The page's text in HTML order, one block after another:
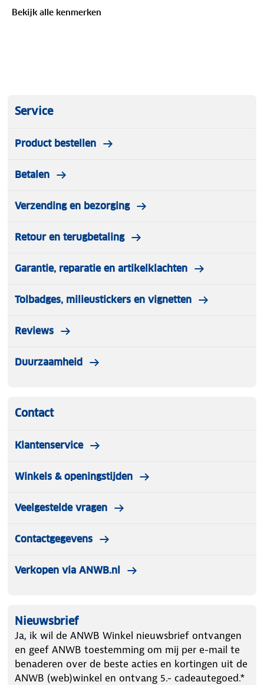
Bekijk alle kenmerken
Service
Product bestellen
Betalen
Verzending en bezorging
Retour en terugbetaling
Garantie, reparatie en artikelklachten
Tolbadges, milieustickers en vignetten
Reviews
Duurzaamheid
Contact
Klantenservice
Winkels & openingstijden
Veelgestelde vragen
Contactgegevens
Verkopen via ANWB.nl
Nieuwsbrief
Ja, ik wil de ANWB Winkel nieuwsbrief ontvangen
en geef ANWB toestemming om mij per e-mail te
benaderen over de beste acties en kortingen uit de
ANWB (web)winkel en ontvang 5.- cadeautegoed.*